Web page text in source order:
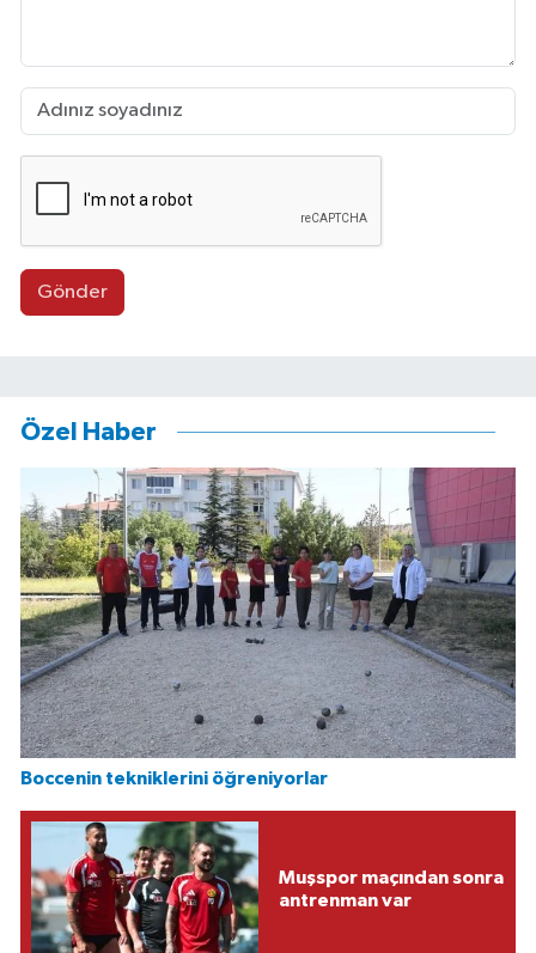
Gönder
Özel Haber
Boccenin tekniklerini öğreniyorlar
Muşspor maçından sonra
antrenman var